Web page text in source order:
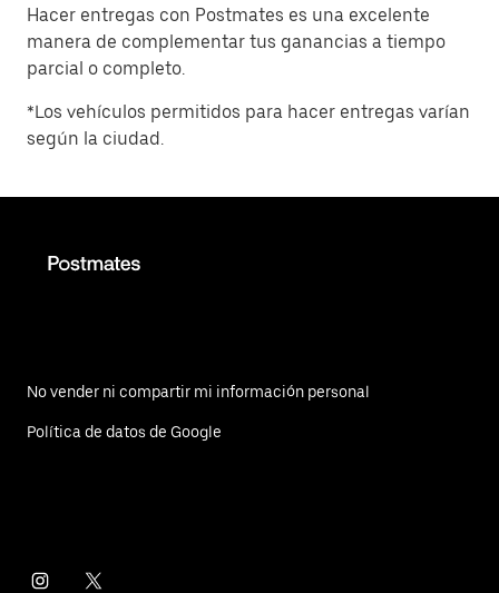
Hacer entregas con Postmates es una excelente
manera de complementar tus ganancias a tiempo
parcial o completo.
*Los vehículos permitidos para hacer entregas varían
según la ciudad.
No vender ni compartir mi información personal
Política de datos de Google